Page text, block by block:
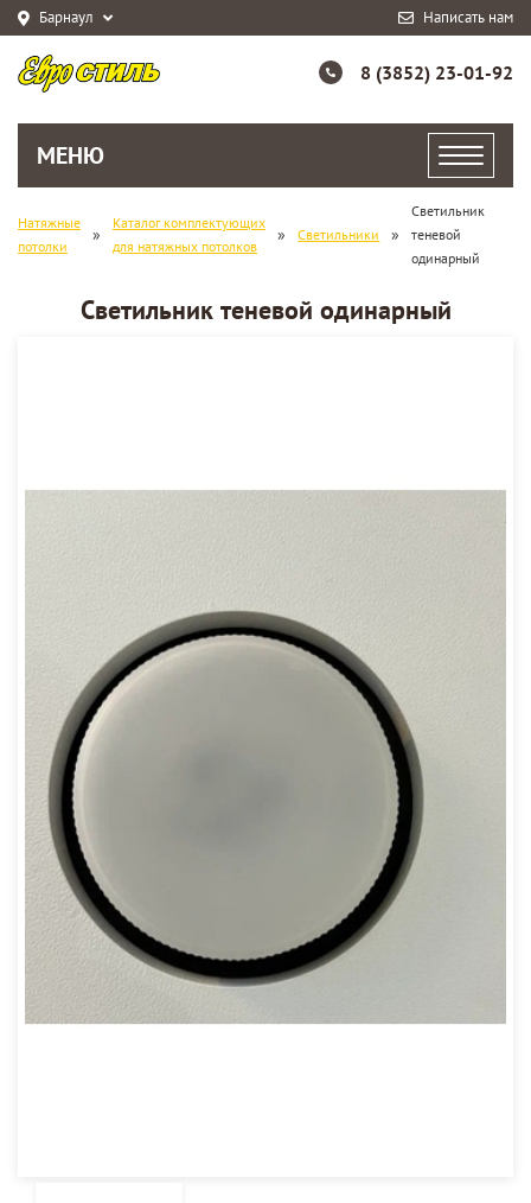
Барнаул Написать нам
8 (3852) 23-01-92
МЕНЮ
Натяжные
потолки
»
Каталог комплектующих
для натяжных потолков
» Светильники »
Светильник
теневой
одинарный
Светильник теневой одинарный